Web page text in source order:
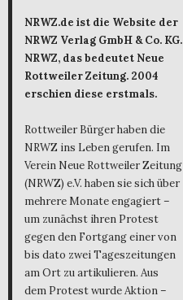
NRWZ.de ist die Website der
NRWZ Verlag GmbH & Co. KG.
NRWZ, das bedeutet Neue
Rottweiler Zeitung. 2004
erschien diese erstmals.
Rottweiler Bürger haben die
NRWZ ins Leben gerufen. Im
Verein Neue Rottweiler Zeitung
(NRWZ) e.V. haben sie sich über
mehrere Monate engagiert –
um zunächst ihren Protest
gegen den Fortgang einer von
bis dato zwei Tageszeitungen
am Ort zu artikulieren. Aus
dem Protest wurde Aktion –